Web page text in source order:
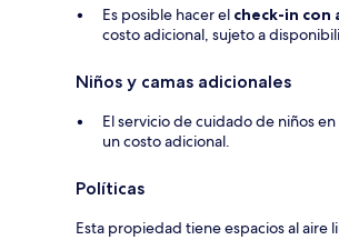
Es posible hacer el check-in con
costo adicional, sujeto a
Niños y camas adicionales
El servicio de cuidado de niños
un costo adicional.
Políticas
Esta propiedad tiene espacios al aire